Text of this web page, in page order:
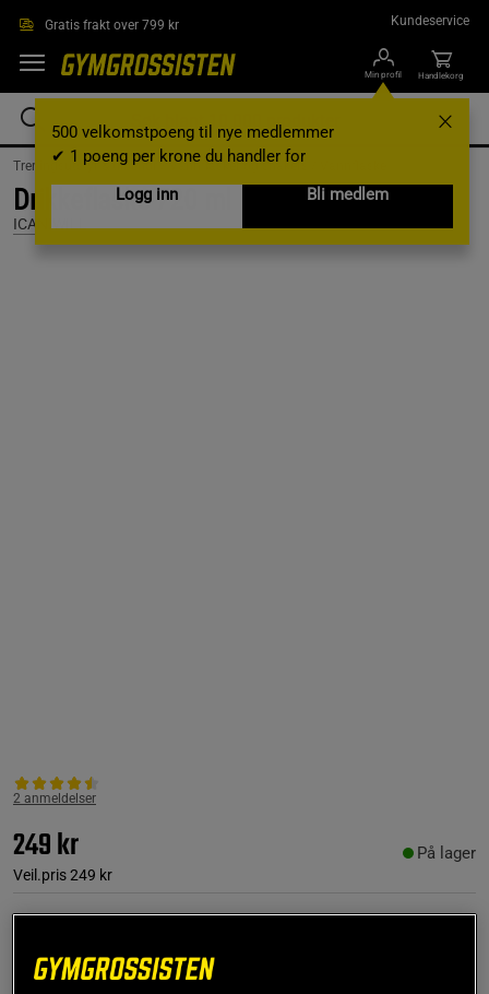
Gratis frakt over 799 kr Kundeservice
Min profil
500 velkomstpoeng til nye medlemmer
✔ 1 poeng per krone du handler for
Logg inn
Bli medlem
Handlekorg
Treningsutstyr & tilbehør /Vannflasker og shakers /
Drikkeflaske 720 ml
ICANIWILL
2 anmeldelser
249 kr
Veil.pris249 kr
På lager